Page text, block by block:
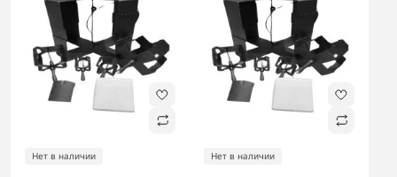
Нет в наличии Нет в наличии